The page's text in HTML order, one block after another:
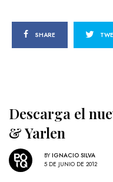
SHARE
Descarga el
& Yarlen
BY IGNACIO SILVA
5 DE JUNIO DE 2012